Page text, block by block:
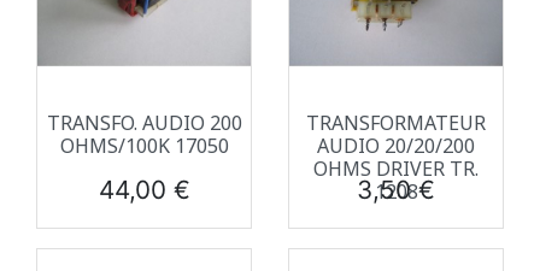
TRANSFO. AUDIO 200
OHMS/100K 17050
Prix
44,00 €
TRANSFORMATEUR
AUDIO 20/20/200
OHMS DRIVER TR.
1208
Prix
3,50 €